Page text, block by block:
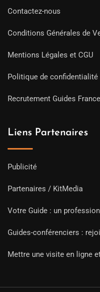
Contactez-nous
Conditions Générales de
Mentions Légales et CGU
Politique de confidentialité
Recrutement Guides
Liens Partenaires
Publicité
Partenaires / KitMedia
Votre Guide : un
Guides-conférenciers :
Mettre une visite en ligne